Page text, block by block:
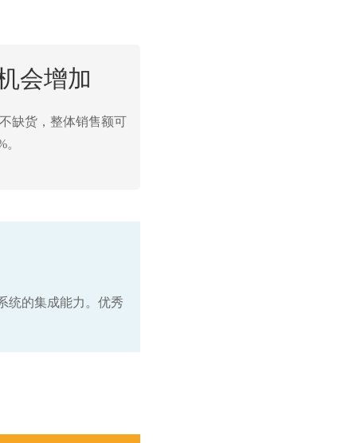
会增加
缺货，整体销售额可
统的集成能力。优秀